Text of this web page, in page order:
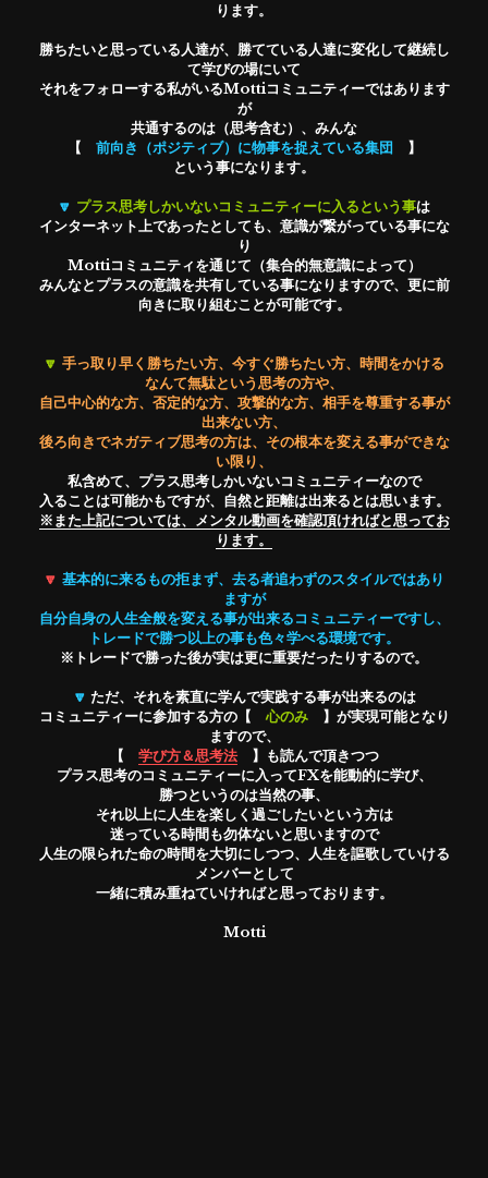
ります。
勝ちたいと思っている人達が、勝てている人達に変化して継続し
て学びの場にいて
それをフォローする私がいるMottiコミュニティーではあります
が
共通するのは（思考含む）、みんな
【 前向き（ポジティブ）に物事を捉えている集団 】
という事になります。
🔽 プラス思考しかいないコミュニティーに入るという事は
インターネット上であったとしても、意識が繋がっている事にな
り
Mottiコミュニティを通じて（集合的無意識によって）
みんなとプラスの意識を共有している事になりますので、更に前
向きに取り組むことが可能です。
🔽 手っ取り早く勝ちたい方、今すぐ勝ちたい方、時間をかける
なんて無駄という思考の方や、
自己中心的な方、否定的な方、攻撃的な方、相手を尊重する事が
出来ない方、
後ろ向きでネガティブ思考の方は、その根本を変える事ができな
い限り、
私含めて、プラス思考しかいないコミュニティーなので
入ることは可能かもですが、自然と距離は出来るとは思います。
※また上記については、メンタル動画を確認頂ければと思ってお
ります。
🔽 基本的に来るもの拒まず、去る者追わずのスタイルではあり
ますが
自分自身の人生全般を変える事が出来るコミュニティーですし、
トレードで勝つ以上の事も色々学べる環境です。
※トレードで勝った後が実は更に重要だったりするので。
🔽 ただ、それを素直に学んで実践する事が出来るのは
コミュニティーに参加する方の【 心のみ 】が実現可能となり
ますので、
【 学び方＆思考法 】も読んで頂きつつ
プラス思考のコミュニティーに入ってFXを能動的に学び、
勝つというのは当然の事、
それ以上に人生を楽しく過ごしたいという方は
迷っている時間も勿体ないと思いますので
人生の限られた命の時間を大切にしつつ、人生を謳歌していける
メンバーとして
一緒に積み重ねていければと思っております。
Motti